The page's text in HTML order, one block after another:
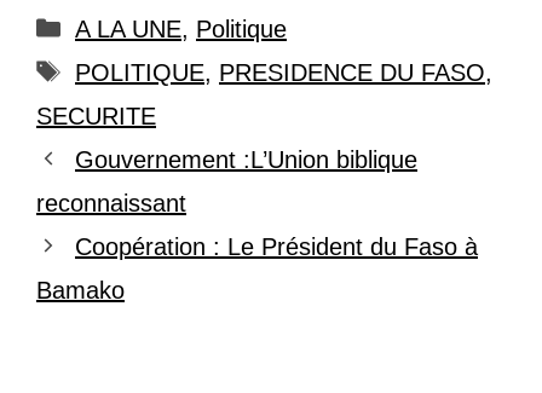
Catégories
A LA UNE, Politique
Étiquettes
POLITIQUE, PRESIDENCE DU FASO,
SECURITE
Gouvernement :L’Union biblique
reconnaissant
Coopération : Le Président du Faso à
Bamako